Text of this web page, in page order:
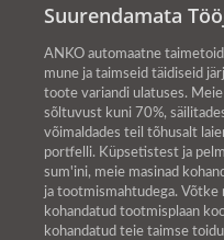
Suurendamata
ANKO automaatne
mune ja taimseid täidiseid
toote variandi ulatuses.
sõltuvust kuni 70%,
võimaldades teil tõhusalt
portfelli. Küpsetistest ja
sum'ini, meie masinad
ja tootmismahtudega. Võtke
kohandatud tootmisplaan
kohandatud teie taimse